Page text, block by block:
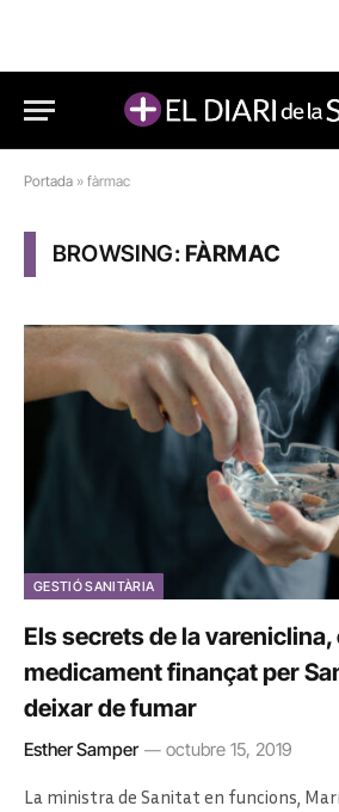
Portada » fàrmac
BROWSING:FÀRMAC
GESTIÓ SANITÀRIA
Els secrets de la
medicament finançat per
deixar de fumar
Esther Samper octubre 15, 2019
La ministra de Sanitat en funcions,